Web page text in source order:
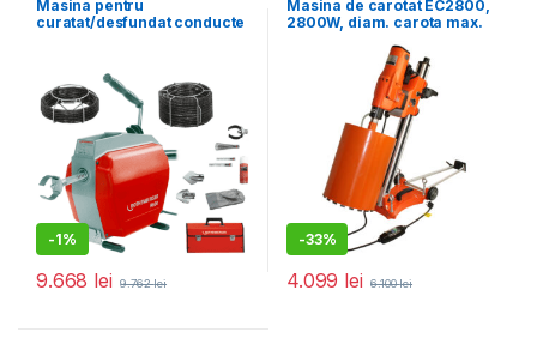
Masina pentru
curatat/desfundat conducte
-1%
9.668 lei 9.762lei
Masina de carotat EC2800,
2800W, diam. carota max.
-33%
4.099 lei 6.100lei